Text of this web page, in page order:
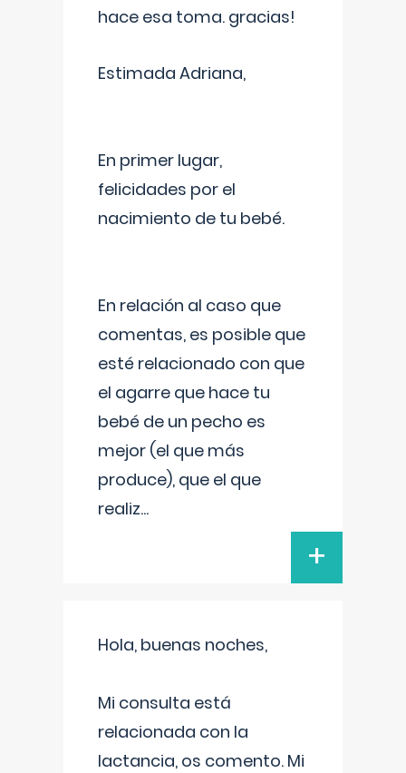
hace esa toma. gracias!
Estimada Adriana,
En primer lugar,
felicidades por el
nacimiento de tu bebé.
En relación al caso que
comentas, es posible que
esté relacionado con que
el agarre que hace tu
bebé de un pecho es
mejor (el que más
produce), que el que
realiz...
+
Hola, buenas noches,
Mi consulta está
relacionada con la
lactancia, os comento. Mi